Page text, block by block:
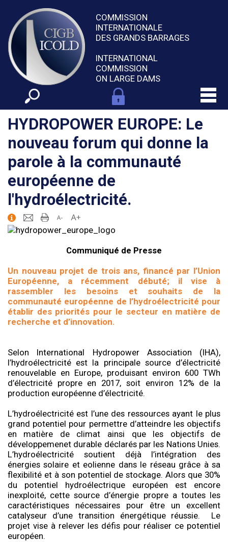
COMMISSION
INTERNATIONALE
DES GRANDS BARRAGES
INTERNATIONAL
COMMISSION
ON LARGE DAMS
HYDROPOWER EUROPE: Le
nouveau forum qui donne la
parole à la communauté
européenne de
l'hydroélectricité.
Communiqué de Presse
Un nouveau projet de trois ans, financé par l’Union
Européenne, a récemment débuté; il vise à
rassembler les besoins et souhaits de la
communauté européenne de l’hydroélectricité pour
établir des priorités pour le secteur en matière de
recherche et d’innovation.
Selon International Hydropower Association (IHA),
l’hydroélectricité est la principale source d’électricité
renouvelable en Europe, produisant environ 600 TWh
d’électricité propre en 2017, soit environ 12% de la
production européenne d’électricité.
L’hydroélectricité est l’une des ressources ayant le plus
grand potentiel pour permettre d’atteindre les objectifs
en matière de climat ainsi que les objectifs de
développemenet durable déclarés par les Nations Unies.
L’hydroélectricité soutient déjà l’intégration des
énergies solaire et eolienne dans le réseau grâce à sa
flexibilité et à son potentiel de stockage. Alors que 30%
du potentiel hydroélectrique européen est encore
inexploité, cette source d’énergie propre a toutes les
caractéristiques nécessaires pour être un excellent
catalyseur d’une transition énergétique réussie.
Le
projet vise à relever les défis pour réaliser ce potentiel
européen.